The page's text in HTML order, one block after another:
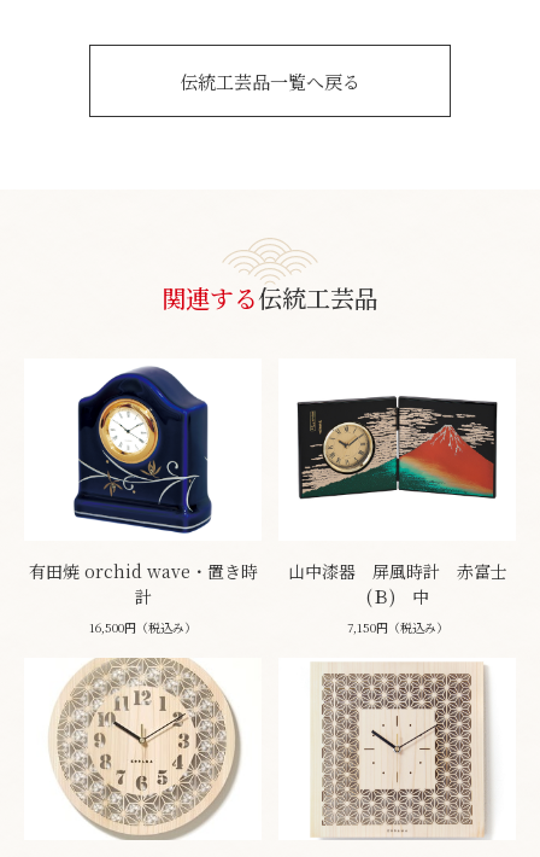
伝統工芸品一覧へ戻る
関連する伝統工芸品
有田焼 orchid wave・置き時
計
16,500円（税込み）
山中漆器 屏風時計 赤富士
(Ｂ) 中
7,150円（税込み）